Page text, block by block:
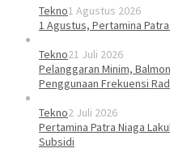
Tekno1 Agustus 2026
1 Agustus, Pertamina
Tekno21 Juli 2026
Pelanggaran Minim,
Penggunaan Frekuensi
Tekno2 Juli 2026
Pertamina Patra Niaga
Subsidi